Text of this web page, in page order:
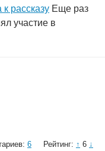
к рассказу Еще раз
участие в
6 Рейтинг: ↑ 6 ↓